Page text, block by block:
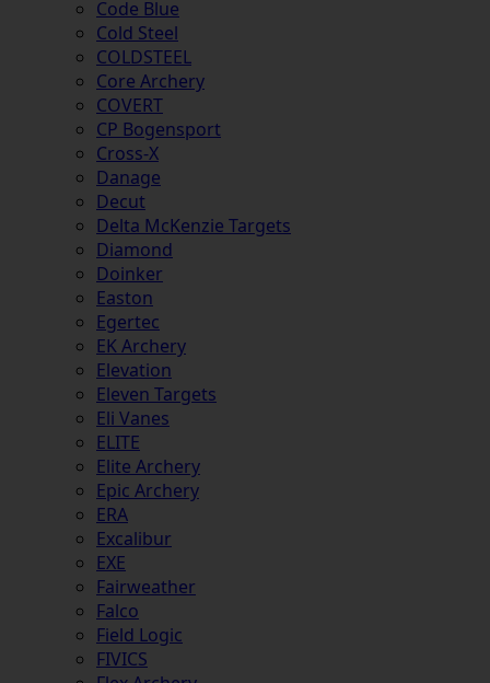
Code Blue
Cold Steel
COLDSTEEL
Core Archery
COVERT
CP Bogensport
Cross-X
Danage
Decut
Delta McKenzie Targets
Diamond
Doinker
Easton
Egertec
EK Archery
Elevation
Eleven Targets
Eli Vanes
ELITE
Elite Archery
Epic Archery
ERA
Excalibur
EXE
Fairweather
Falco
Field Logic
FIVICS